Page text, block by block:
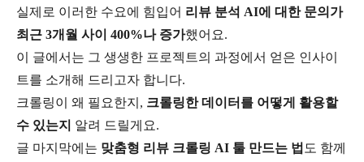
실제로 이러한 수요에 힘입어 리뷰 분석 AI에 대한 문의가
최근 3개월 사이 400%나 증가했어요.
이 글에서는 그 생생한 프로젝트의 과정에서 얻은 인사이
트를 소개해 드리고자 합니다.
크롤링이 왜 필요한지, 크롤링한 데이터를 어떻게 활용할
수 있는지 알려 드릴게요.
글 마지막에는 맞춤형 리뷰 크롤링 AI 툴 만드는 법 도 함께